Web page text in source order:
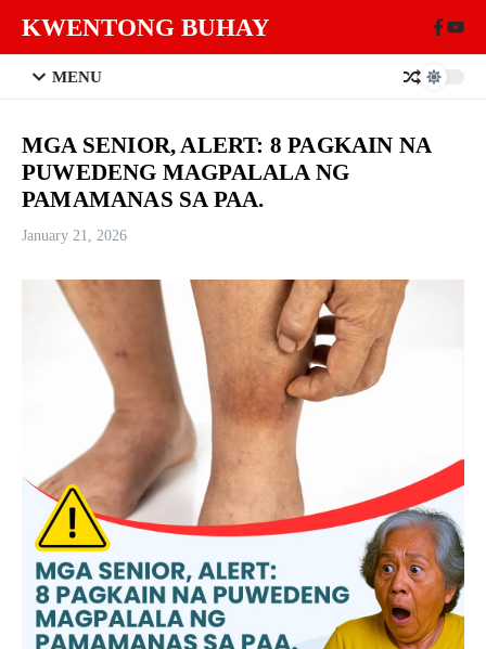
KWENTONG BUHAY
MENU
MGA SENIOR, ALERT: 8 PAGKAIN NA
PUWEDENG MAGPALALA NG
PAMAMANAS SA PAA.
January 21, 2026